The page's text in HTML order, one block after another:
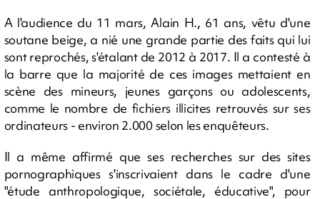
A l'audience du 11 mars, Alain H., 61 ans, vêtu d'une
soutane beige, a nié une grande partie des faits qui lui
sont reprochés, s'étalant de 2012 à 2017. Il a contesté à
la barre que la majorité de ces images mettaient en
scène des mineurs, jeunes garçons ou adolescents,
comme le nombre de fichiers illicites retrouvés sur ses
ordinateurs - environ 2.000 selon les enquêteurs.
Il a même affirmé que ses recherches sur des sites
pornographiques s'inscrivaient dans le cadre d'une
"étude anthropologique, sociétale, éducative", pour